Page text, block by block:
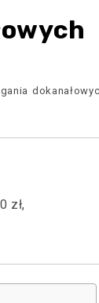
zł,